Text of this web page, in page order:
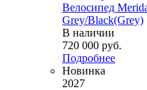
Велосипед
Grey/Black(Grey)
В наличии
720 000 руб.
Подробнее
Новинка
2027